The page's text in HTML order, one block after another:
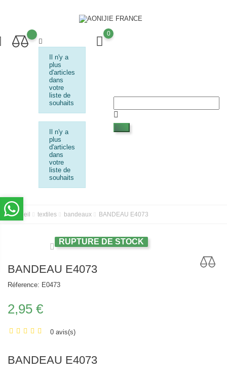
Il n'y a
plus
d'articles
dans
votre
liste de
souhaits
Il n'y a
plus
d'articles
dans
votre
liste de
souhaits
0
Accueil textiles bandeaux BANDEAU E4073
RUPTURE DE STOCK
BANDEAU E4073
Réference: E0473
2,95 €
0 avis(s)
BANDEAU E4073